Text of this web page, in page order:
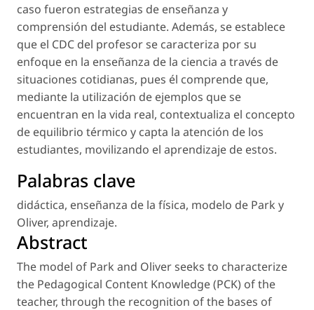
caso fueron estrategias de enseñanza y
comprensión del estudiante. Además, se establece
que el CDC del profesor se caracteriza por su
enfoque en la enseñanza de la ciencia a través de
situaciones cotidianas, pues él comprende que,
mediante la utilización de ejemplos que se
encuentran en la vida real, contextualiza el concepto
de equilibrio térmico y capta la atención de los
estudiantes, movilizando el aprendizaje de estos.
Palabras clave
didáctica, enseñanza de la física, modelo de Park y
Oliver, aprendizaje.
Abstract
The model of Park and Oliver seeks to characterize
the Pedagogical Content Knowledge (PCK) of the
teacher, through the recognition of the bases of